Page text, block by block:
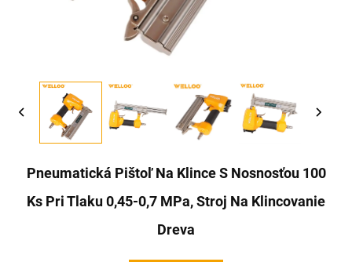
Pneumatická Pištoľ Na Klince S Nosnosťou 100
Ks Pri Tlaku 0,45-0,7 MPa, Stroj Na Klincovanie
Dreva